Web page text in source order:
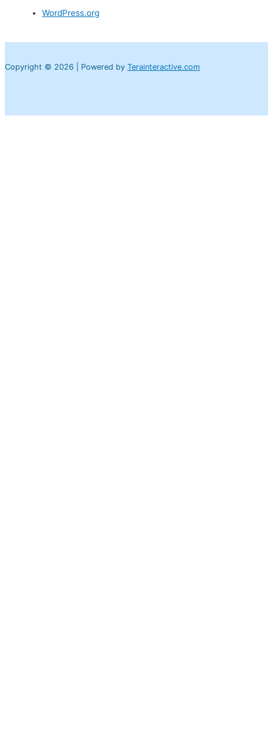
WordPress.org
Copyright © 2026 | Powered by Terainteractive.com